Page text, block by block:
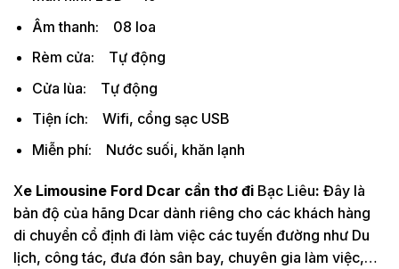
Âm thanh: 08 loa
Rèm cửa: Tự động
Cửa lùa: Tự động
Tiện ích: Wifi, cổng sạc USB
Miễn phí: Nước suối, khăn lạnh
Xe Limousine Ford Dcar cần thơ đi Bạc Liêu: Đây là
bản độ của hãng Dcar dành riêng cho các khách hàng
di chuyển cổ định đi làm việc các tuyến đường như Du
lịch, công tác, đưa đón sân bay, chuyên gia làm việc,…